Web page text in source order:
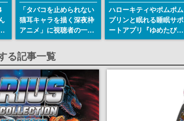
「タバコを止められない
猫耳キャラを描く深夜枠
アニメ」に視聴者の一部
から批判意見。違法薬物
の使用と思わしき描写も
含めて、BPOが議論を交
わす
ハローキティやポムポム
プリンと眠れる睡眠サポ
ートアプリ『ゆめたび』
が配信中。キャラごとの
る記事一覧